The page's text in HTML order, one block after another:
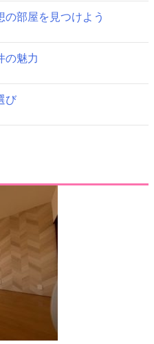
部屋を見つけよう
の魅力
び